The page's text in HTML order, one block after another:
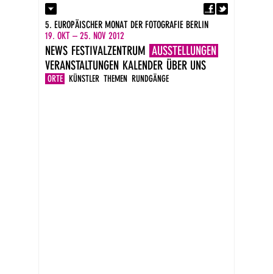
Kontakt
Presse
Impressum
DE
EN
5. EUROPÄISCHER MONAT DER FOTOGRAFIE BERLIN
19. OKT – 25. NOV 2012
NEWS FESTIVALZENTRUM AUSSTELLUNGEN
ORTE KÜNSTLER THEMEN RUNDGÄNGE
VERANSTALTUNGEN KALENDER ÜBER UNS